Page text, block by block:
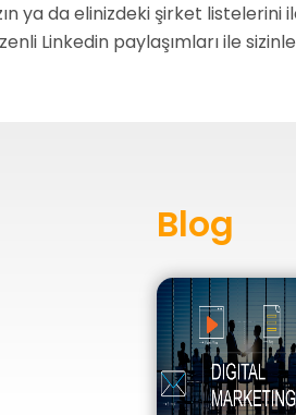
ya da elinizdeki şirket
Linkedin paylaşımları ile
Blog